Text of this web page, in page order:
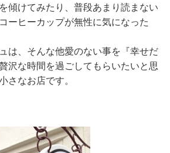
傾けてみたり、普段あまり読まない
ーヒーカップが無性に気になった
は、そんな他愛のない事を『幸せだ
沢な時間を過ごしてもらいたいと思
さなお店です。